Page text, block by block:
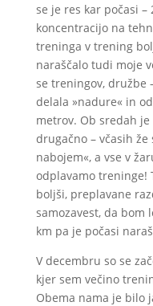
se je res kar počasi –
koncentracijo na
treninga v trening
naraščalo tudi moje
se treningov, družbe
delala »nadure« in
metrov. Ob sredah
drugačno – včasih
nabojem«, a vse v
odplavamo treninge!
boljši, preplavane
samozavest, da bom
km pa je počasi
V decembru so se
kjer sem večino
Obema nama je bilo